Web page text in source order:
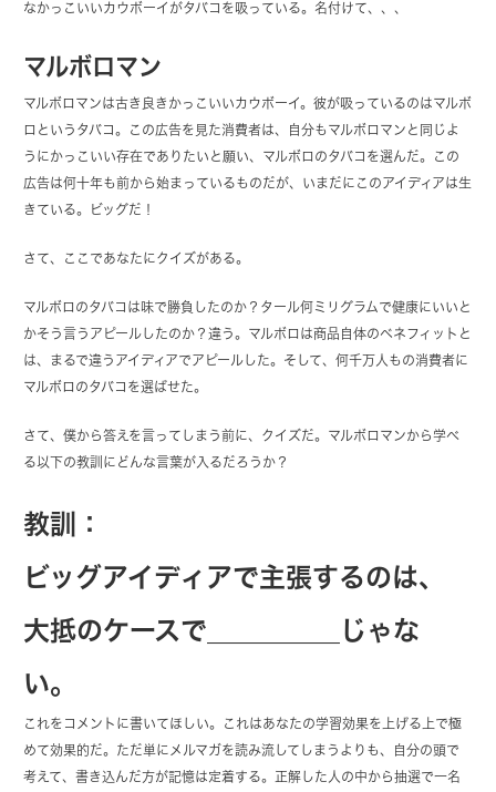
なかっこいいカウボーイがタバコを吸っている。名付けて、、、
マルボロマン
マルボロマンは古き良きかっこいいカウボーイ。彼が吸っているのはマルボ
ロというタバコ。この広告を見た消費者は、自分もマルボロマンと同じよ
うにかっこいい存在でありたいと願い、マルボロのタバコを選んだ。この
広告は何十年も前から始まっているものだが、いまだにこのアイディアは生
きている。ビッグだ！
さて、ここであなたにクイズがある。
マルボロのタバコは味で勝負したのか？タール何ミリグラムで健康にいいと
かそう言うアピールしたのか？違う。マルボロは商品自体のベネフィットと
は、まるで違うアイディアでアピールした。そして、何千万人もの消費者に
マルボロのタバコを選ばせた。
さて、僕から答えを言ってしまう前に、クイズだ。マルボロマンから学べ
る以下の教訓にどんな言葉が入るだろうか？
教訓：
ビッグアイディアで主張するのは、
大抵のケースで＿＿＿＿＿じゃな
い。
これをコメントに書いてほしい。これはあなたの学習効果を上げる上で極
めて効果的だ。ただ単にメルマガを読み流してしまうよりも、自分の頭で
考えて、書き込んだ方が記憶は定着する。正解した人の中から抽選で一名